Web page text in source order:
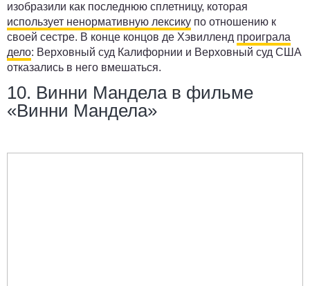
изобразили как последнюю сплетницу, которая
использует ненормативную лексику по отношению к
своей сестре. В конце концов де Хэвилленд проиграла
дело: Верховный суд Калифорнии и Верховный суд США
отказались в него вмешаться.
10. Винни Мандела в фильме
«Винни Мандела»